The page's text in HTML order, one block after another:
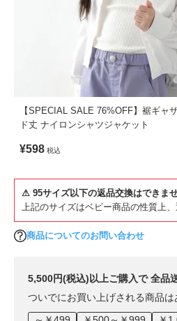
【SPECIAL SALE 76%OFF】裾ギャ
ド丈 ナイロンシャツジャケット
¥598 税込
⚠ 95サイズ以下の返品交換はできま
上記のサイズはベビー商品の性質上
商品についてのお問い合わせ
5,500円(税込)以上ご購入で 全品
ついでにお買い上げされる商品は